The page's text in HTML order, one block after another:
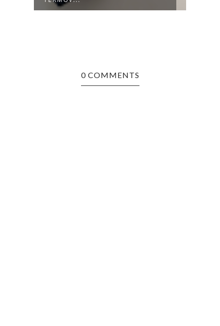
0 COMMENTS